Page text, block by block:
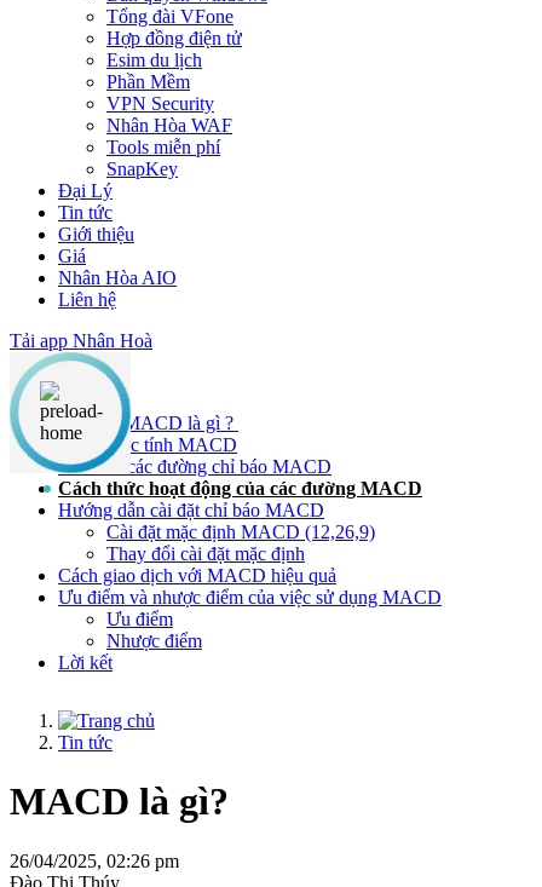
Tổng đài VFone
Hợp đồng điện tử
Esim du lịch
Phần Mềm
VPN Security
Nhân Hòa WAF
Tools miễn phí
SnapKey
Đại Lý
Tin tức
Giới thiệu
Giá
Nhân Hòa AIO
Liên hệ
Tải app Nhân Hoà
Nội dung chính
Chỉ báo MACD là gì ?
Công thức tính MACD
Các tính các đường chỉ báo MACD
Cách thức hoạt động của các đường MACD
Hướng dẫn cài đặt chỉ báo MACD
Cài đặt mặc định MACD (12,26,9)
Thay đổi cài đặt mặc định
Cách giao dịch với MACD hiệu quả
Ưu điểm và nhược điểm của việc sử dụng MACD
Ưu điểm
Nhược điểm
Lời kết
Tin tức
MACD là gì?
26/04/2025, 02:26 pm
Đào Thị Thúy